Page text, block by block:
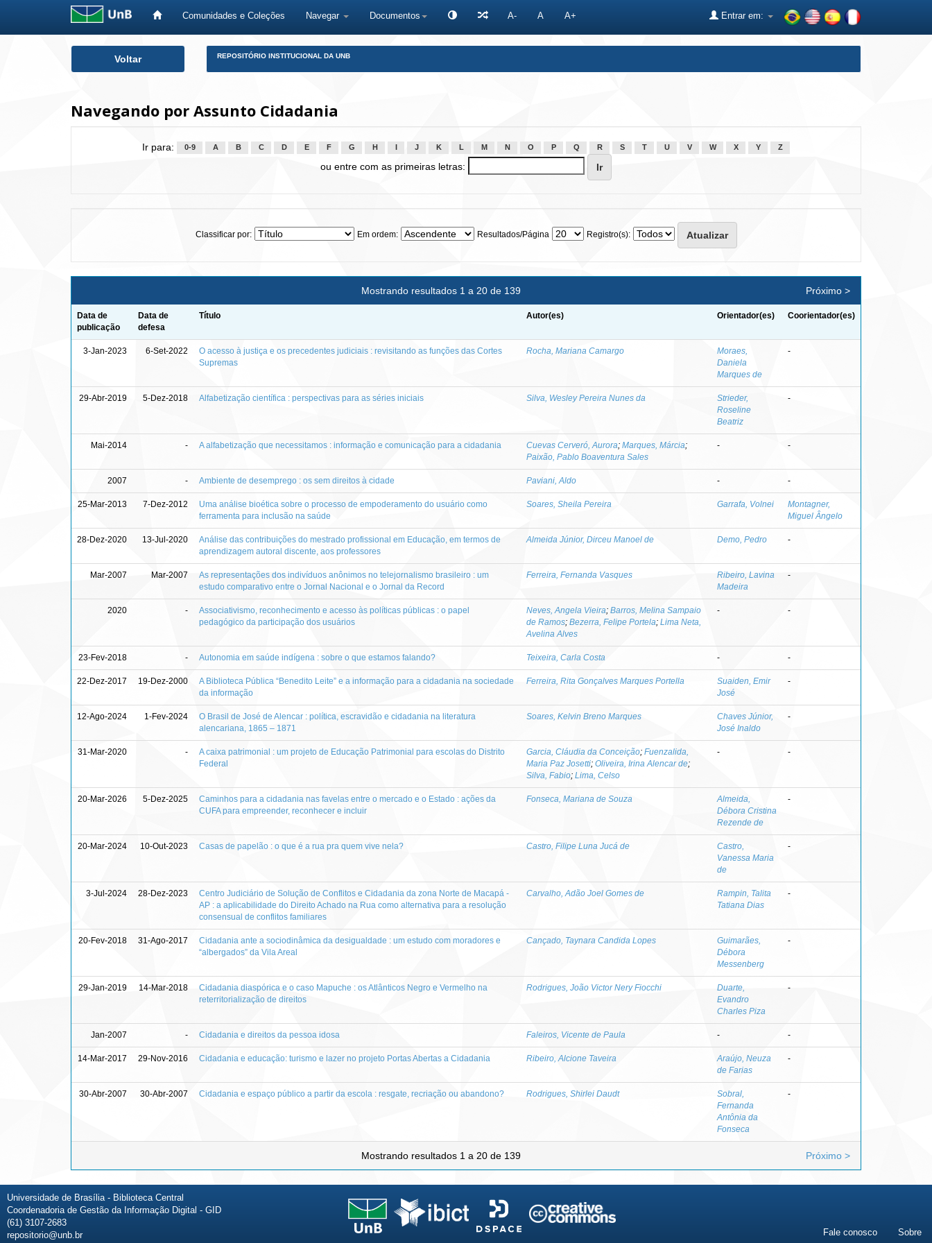
Comunidades e Coleções Navegar Documentos A- A A+ Entrar em:
Voltar REPOSITÓRIO INSTITUCIONAL DA UNB
Navegando por Assunto Cidadania
Ir para: 0-9 A B C D E F G H J K L M N O P Q R S T U V W X Y Z
ou entre com as primeiras letras:
Classificar por: Em ordem: Resultados/Página Registro(s):
Mostrando resultados 1 a 20 de 139 Próximo >
Data de
publicação
Data de
defesa
Título Autor(es) Orientador(es) Coorientador(es)
3-Jan-2023 6-Set-2022
O acesso à justiça e os precedentes judiciais : revisitando as funções das Cortes
Supremas
Rocha, Mariana Camargo
Moraes,
Daniela
Marques de
-
29-Abr-2019 5-Dez-2018 Alfabetização científica : perspectivas para as séries iniciais Silva, Wesley Pereira Nunes da
Strieder,
Roseline
Beatriz
-
Mai-2014 - A alfabetização que necessitamos : informação e comunicação para a cidadania Cuevas Cerveró, Aurora; Marques, Márcia;
Paixão, Pablo Boaventura Sales
- -
2007 - Ambiente de desemprego : os sem direitos à cidade Paviani, Aldo - -
25-Mar-2013 7-Dez-2012
Uma análise bioética sobre o processo de empoderamento do usuário como
ferramenta para inclusão na saúde
Soares, Sheila Pereira Garrafa, Volnei
Montagner,
Miguel Ângelo
28-Dez-2020 13-Jul-2020
Análise das contribuições do mestrado profissional em Educação, em termos de
aprendizagem autoral discente, aos professores
Almeida Júnior, Dirceu Manoel de Demo, Pedro -
Mar-2007 Mar-2007
As representações dos indivíduos anônimos no telejornalismo brasileiro : um
estudo comparativo entre o Jornal Nacional e o Jornal da Record
Ferreira, Fernanda Vasques
Ribeiro, Lavina
Madeira
-
2020 -
Associativismo, reconhecimento e acesso às políticas públicas : o papel
pedagógico da participação dos usuários
Neves, Angela Vieira; Barros, Melina Sampaio
de Ramos; Bezerra, Felipe Portela; Lima Neta,
Avelina Alves
- -
23-Fev-2018 - Autonomia em saúde indígena : sobre o que estamos falando? Teixeira, Carla Costa - -
22-Dez-2017 19-Dez-2000
A Biblioteca Pública “Benedito Leite” e a informação para a cidadania na sociedade
da informação
Ferreira, Rita Gonçalves Marques Portella
Suaiden, Emir
José
-
12-Ago-2024 1-Fev-2024
O Brasil de José de Alencar : política, escravidão e cidadania na literatura
alencariana, 1865 – 1871
Soares, Kelvin Breno Marques
Chaves Júnior,
José Inaldo
-
31-Mar-2020 -
A caixa patrimonial : um projeto de Educação Patrimonial para escolas do Distrito
Federal
Garcia, Cláudia da Conceição; Fuenzalida,
Maria Paz Josetti; Oliveira, Irina Alencar de;
Silva, Fabio; Lima, Celso
- -
20-Mar-2026 5-Dez-2025
Caminhos para a cidadania nas favelas entre o mercado e o Estado : ações da
CUFA para empreender, reconhecer e incluir
Fonseca, Mariana de Souza
Almeida,
Débora Cristina
Rezende de
-
20-Mar-2024 10-Out-2023 Casas de papelão : o que é a rua pra quem vive nela? Castro, Filipe Luna Jucá de
Castro,
Vanessa Maria
de
-
3-Jul-2024 28-Dez-2023
Centro Judiciário de Solução de Conflitos e Cidadania da zona Norte de Macapá -
AP : a aplicabilidade do Direito Achado na Rua como alternativa para a resolução
consensual de conflitos familiares
Carvalho, Adão Joel Gomes de
Rampin, Talita
Tatiana Dias
-
20-Fev-2018 31-Ago-2017
Cidadania ante a sociodinâmica da desigualdade : um estudo com moradores e
“albergados” da Vila Areal
Cançado, Taynara Candida Lopes
Guimarães,
Débora
Messenberg
-
29-Jan-2019 14-Mar-2018
Cidadania diaspórica e o caso Mapuche : os Atlânticos Negro e Vermelho na
reterritorialização de direitos
Rodrigues, João Victor Nery Fiocchi
Duarte,
Evandro
Charles Piza
-
Jan-2007 - Cidadania e direitos da pessoa idosa Faleiros, Vicente de Paula - -
14-Mar-2017 29-Nov-2016 Cidadania e educação: turismo e lazer no projeto Portas Abertas a Cidadania Ribeiro, Alcione Taveira
Araújo, Neuza
de Farias
-
30-Abr-2007 30-Abr-2007 Cidadania e espaço público a partir da escola : resgate, recriação ou abandono? Rodrigues, Shirlei Daudt
Sobral,
Fernanda
Antônia da
Fonseca
-
Mostrando resultados 1 a 20 de 139 Próximo >
Universidade de Brasília - Biblioteca Central
Coordenadoria de Gestão da Informação Digital - GID
(61) 3107-2683
repositorio@unb.br
Fale conosco Sobre